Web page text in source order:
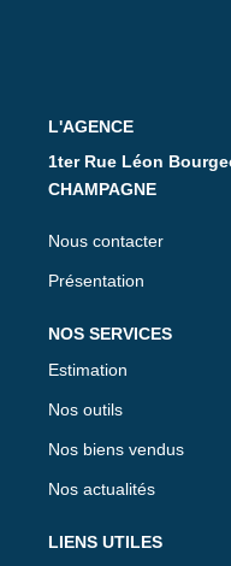
L'AGENCE
1ter Rue Léon
CHAMPAGNE
Nous contacter
Présentation
NOS SERVICES
Estimation
Nos outils
Nos biens vendus
Nos actualités
LIENS UTILES